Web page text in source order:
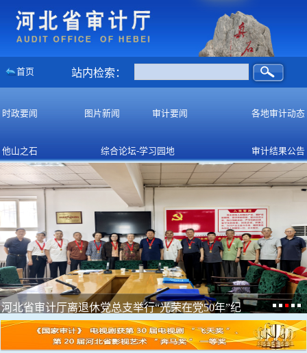
首页 站内检索：
时政要闻 图片新闻 审计要闻 各地审计动态
他山之石 综合论坛-学习园地 审计结果公告
河北省审计厅离退休党总支举行“光荣在党50年”纪
念章颁...